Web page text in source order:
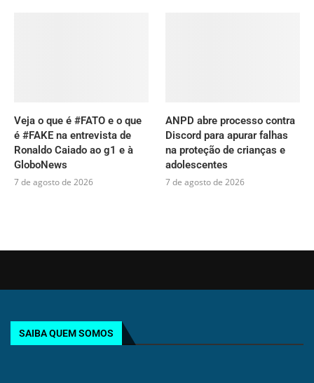
Veja o que é #FATO e o que
é #FAKE na entrevista de
Ronaldo Caiado ao g1 e à
GloboNews
7 de agosto de 2026
ANPD abre processo contra
Discord para apurar falhas
na proteção de crianças e
adolescentes
7 de agosto de 2026
SAIBA QUEM SOMOS